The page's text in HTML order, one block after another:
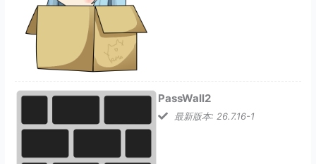
PassWall2
最新版本: 26.7.16-1